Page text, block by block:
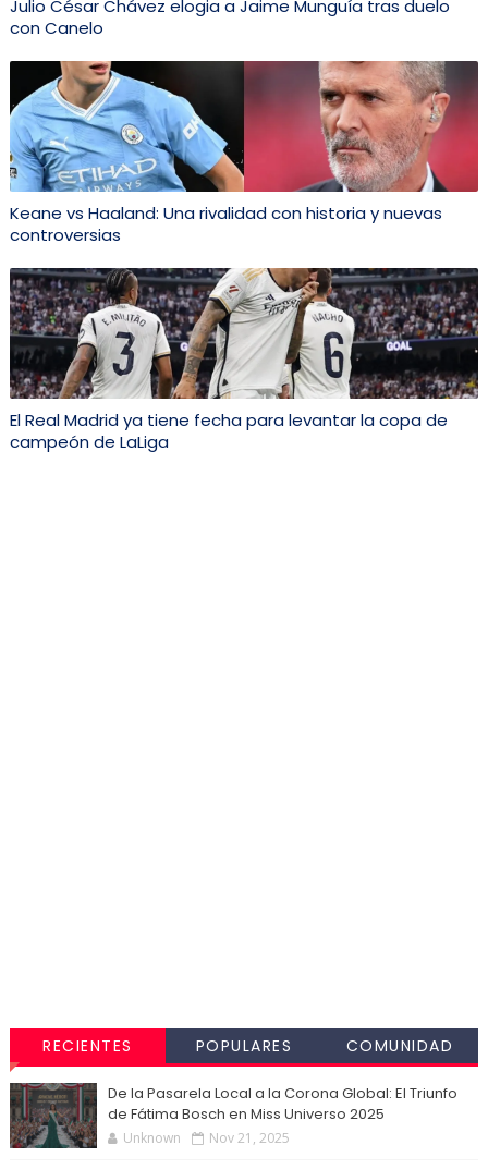
Julio César Chávez elogia a Jaime Munguía tras duelo
con Canelo
Keane vs Haaland: Una rivalidad con historia y nuevas
controversias
El Real Madrid ya tiene fecha para levantar la copa de
campeón de LaLiga
RECIENTES POPULARES COMUNIDAD
De la Pasarela Local a la Corona Global: El Triunfo
de Fátima Bosch en Miss Universo 2025
Unknown Nov 21, 2025